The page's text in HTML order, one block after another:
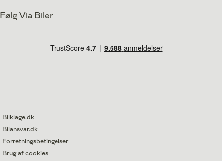
Følg Via Biler
Bilklage.dk
Bilansvar.dk
Forretningsbetingelser
Brug af cookies